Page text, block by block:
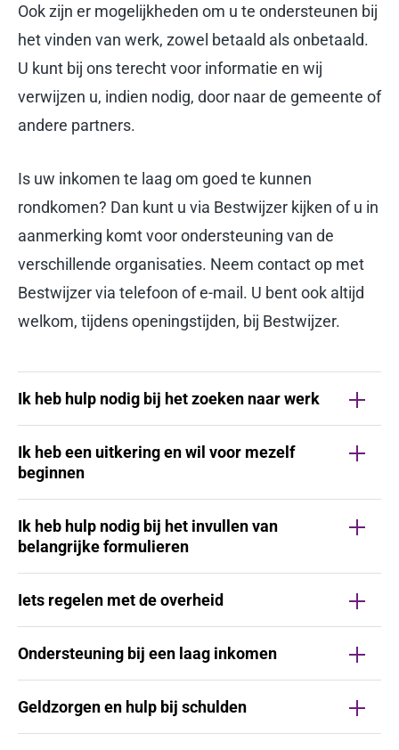
Ook zijn er mogelijkheden om u te ondersteunen bij
het vinden van werk, zowel betaald als onbetaald.
U kunt bij ons terecht voor informatie en wij
verwijzen u, indien nodig, door naar de gemeente of
andere partners.
Is uw inkomen te laag om goed te kunnen
rondkomen? Dan kunt u via Bestwijzer kijken of u in
aanmerking komt voor ondersteuning van de
verschillende organisaties. Neem contact op met
Bestwijzer via telefoon of e-mail. U bent ook altijd
welkom, tijdens openingstijden, bij Bestwijzer.
Ik heb hulp nodig bij het zoeken naar werk
Ik heb een uitkering en wil voor mezelf
beginnen
Ik heb hulp nodig bij het invullen van
belangrijke formulieren
Iets regelen met de overheid
Ondersteuning bij een laag inkomen
Geldzorgen en hulp bij schulden